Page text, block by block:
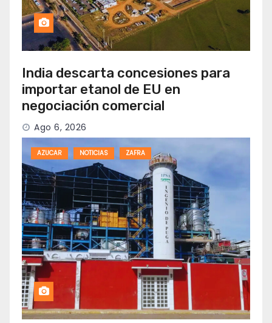
India descarta concesiones para
importar etanol de EU en
negociación comercial
Ago 6, 2026
AZUCAR NOTICIAS ZAFRA